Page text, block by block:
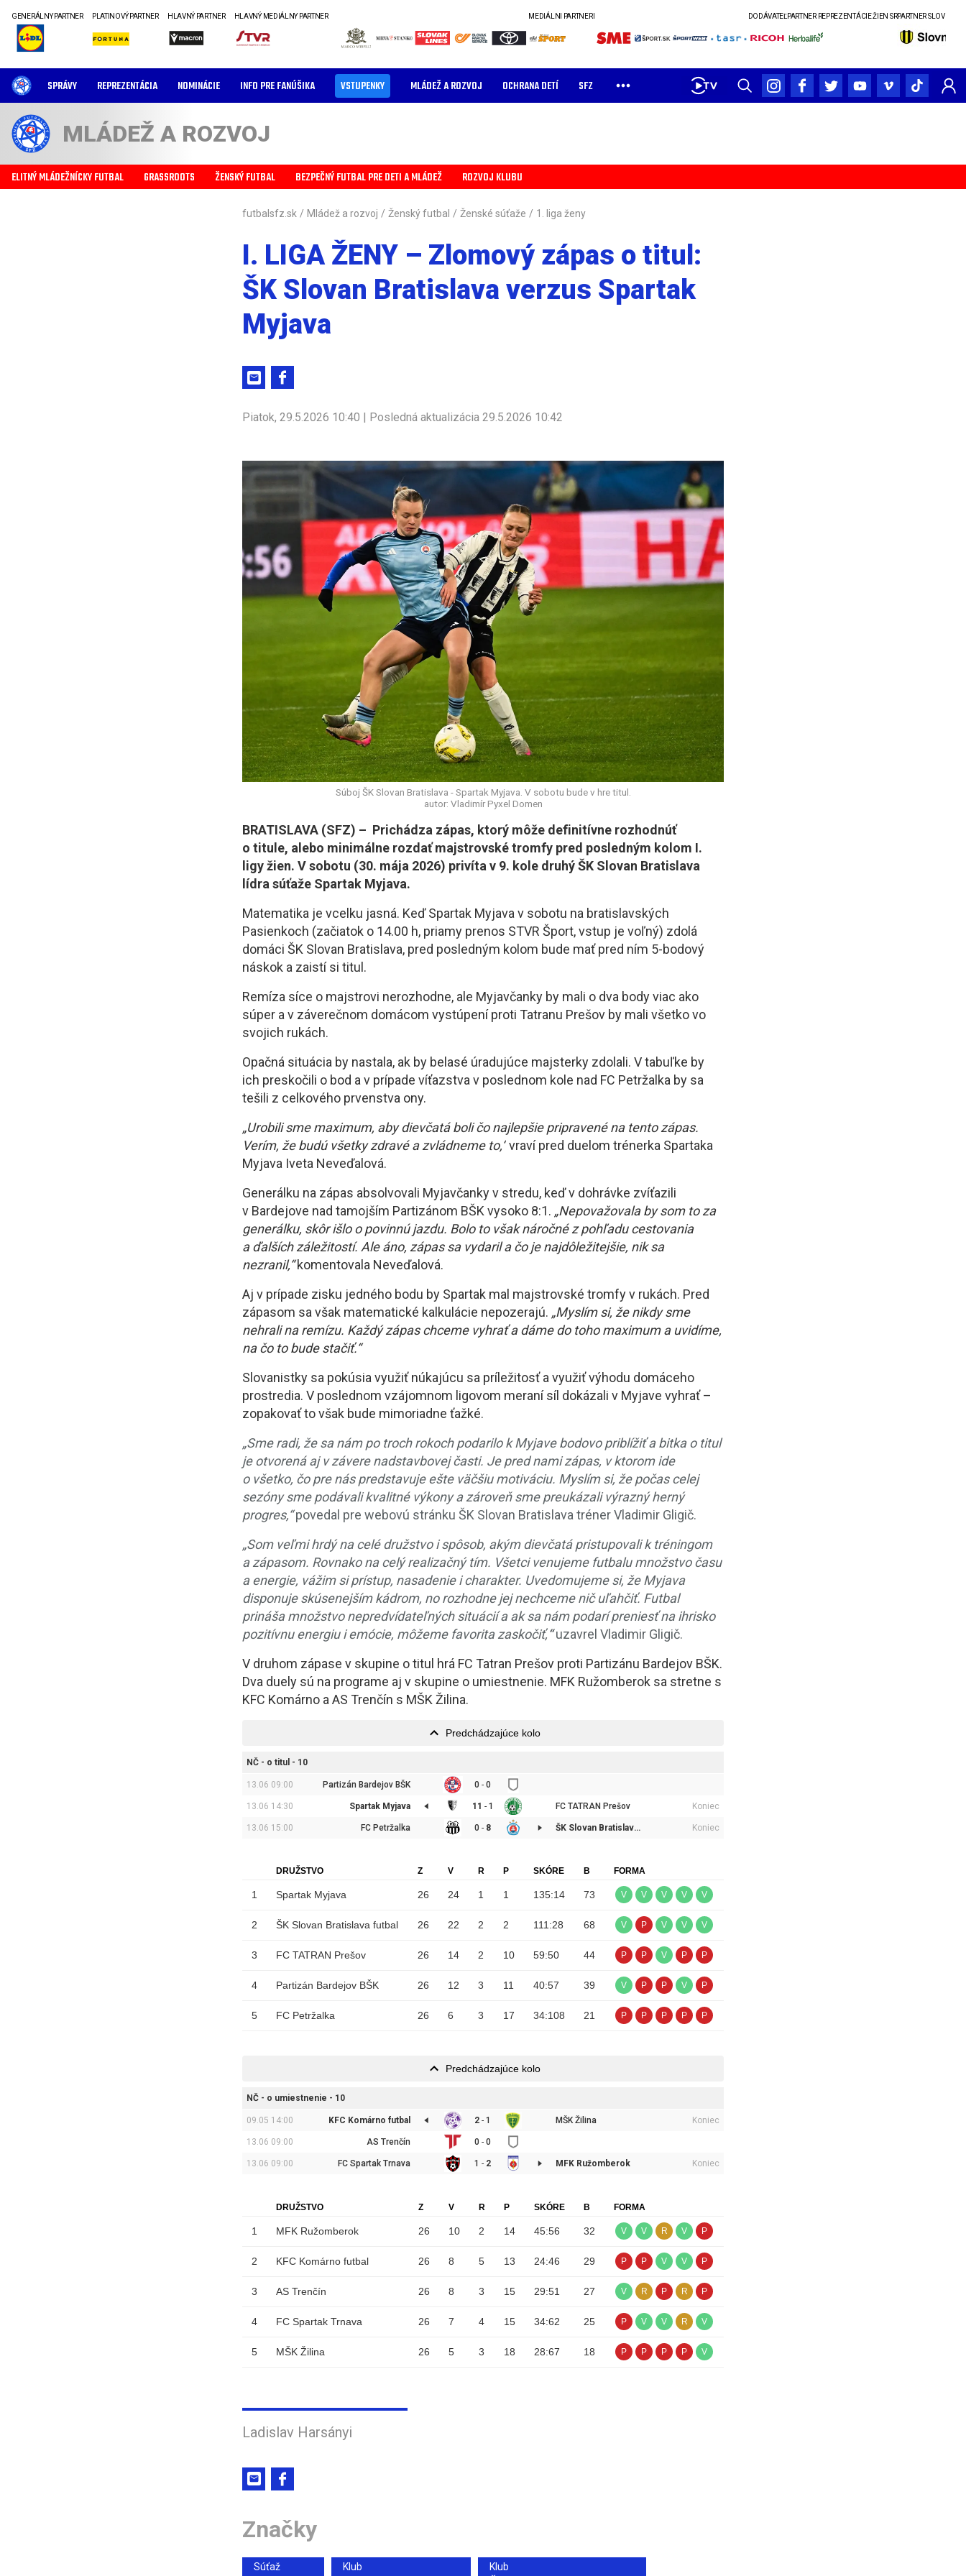
GENERÁLNY PARTNER PLATINOVÝ PARTNER HLAVNÝ PARTNER HLAVNÝ MEDIÁLNY PARTNER MEDIÁLNI PARTNERI DODÁVATEĽPARTNER REPREZENTÁCIE ŽIEN SRPARTNER SLOVENSKÉHO
SPRÁVY REPREZENTÁCIA NOMINÁCIE INFO PRE FANÚŠIKA VSTUPENKY MLÁDEŽ A ROZVOJ OCHRANA DETÍ SFZ
MLÁDEŽ A ROZVOJ
ELITNÝ MLÁDEŽNÍCKY FUTBAL GRASSROOTS ŽENSKÝ FUTBAL BEZPEČNÝ FUTBAL PRE DETI A MLÁDEŽ ROZVOJ KLUBU
futbalsfz.sk / Mládež a rozvoj / Ženský futbal / Ženské súťaže / 1. liga ženy
I. LIGA ŽENY – Zlomový zápas o titul:
ŠK Slovan Bratislava verzus Spartak
Myjava
Piatok, 29.5.2026 10:40 | Posledná aktualizácia 29.5.2026 10:42
Súboj ŠK Slovan Bratislava - Spartak Myjava. V sobotu bude v hre titul.
autor: Vladimír Pyxel Domen
BRATISLAVA (SFZ) – Prichádza zápas, ktorý môže definitívne rozhodnúť
o titule, alebo minimálne rozdať majstrovské tromfy pred posledným kolom I.
ligy žien. V sobotu (30. mája 2026) privíta v 9. kole druhý ŠK Slovan Bratislava
lídra súťaže Spartak Myjava.
Matematika je vcelku jasná. Keď Spartak Myjava v sobotu na bratislavských
Pasienkoch (začiatok o 14.00 h, priamy prenos STVR Šport, vstup je voľný) zdolá
domáci ŠK Slovan Bratislava, pred posledným kolom bude mať pred ním 5-bodový
náskok a zaistí si titul.
Remíza síce o majstrovi nerozhodne, ale Myjavčanky by mali o dva body viac ako
súper a v záverečnom domácom vystúpení proti Tatranu Prešov by mali všetko vo
svojich rukách.
Opačná situácia by nastala, ak by belasé úradujúce majsterky zdolali. V tabuľke by
ich preskočili o bod a v prípade víťazstva v poslednom kole nad FC Petržalka by sa
tešili z celkového prvenstva ony.
„Urobili sme maximum, aby dievčatá boli čo najlepšie pripravené na tento zápas.
Verím, že budú všetky zdravé a zvládneme to,“vraví pred duelom trénerka Spartaka
Myjava Iveta Neveďalová.
Generálku na zápas absolvovali Myjavčanky v stredu, keď v dohrávke zvíťazili
v Bardejove nad tamojším Partizánom BŠK vysoko 8:1. „Nepovažovala by som to za
generálku, skôr išlo o povinnú jazdu. Bolo to však náročné z pohľadu cestovania
a ďalších záležitostí. Ale áno, zápas sa vydaril a čo je najdôležitejšie, nik sa
nezranil,“komentovala Neveďalová.
Aj v prípade zisku jedného bodu by Spartak mal majstrovské tromfy v rukách. Pred
zápasom sa však matematické kalkulácie nepozerajú. „Myslím si, že nikdy sme
nehrali na remízu. Každý zápas chceme vyhrať a dáme do toho maximum a uvidíme,
na čo to bude stačiť.“
Slovanistky sa pokúsia využiť núkajúcu sa príležitosť a využiť výhodu domáceho
prostredia. V poslednom vzájomnom ligovom meraní síl dokázali v Myjave vyhrať –
zopakovať to však bude mimoriadne ťažké.
„Sme radi, že sa nám po troch rokoch podarilo k Myjave bodovo priblížiť a bitka o titul
je otvorená aj v závere nadstavbovej časti. Je pred nami zápas, v ktorom ide
o všetko, čo pre nás predstavuje ešte väčšiu motiváciu. Myslím si, že počas celej
sezóny sme podávali kvalitné výkony a zároveň sme preukázali výrazný herný
progres,“ povedal pre webovú stránku ŠK Slovan Bratislava tréner Vladimir Gligič.
„Som veľmi hrdý na celé družstvo i spôsob, akým dievčatá pristupovali k tréningom
a zápasom. Rovnako na celý realizačný tím. Všetci venujeme futbalu množstvo času
a energie, vážim si prístup, nasadenie i charakter. Uvedomujeme si, že Myjava
disponuje skúsenejším kádrom, no rozhodne jej nechceme nič uľahčiť. Futbal
prináša množstvo nepredvídateľných situácií a ak sa nám podarí preniesť na ihrisko
pozitívnu energiu i emócie, môžeme favorita zaskočiť,“ uzavrel Vladimir Gligič.
V druhom zápase v skupine o titul hrá FC Tatran Prešov proti Partizánu Bardejov BŠK.
Dva duely sú na programe aj v skupine o umiestnenie. MFK Ružomberok sa stretne s
KFC Komárno a AS Trenčín s MŠK Žilina.
Predchádzajúce kolo
NČ - o titul - 10
13.06 09:00 Partizán Bardejov BŠK 0 - 0
13.06 14:30 Spartak Myjava 11 - 1 FC TATRAN Prešov Koniec
13.06 15:00 FC Petržalka 0 - 8 ŠK Slovan Bratislava futbal Koniec
DRUŽSTVO Z V R P SKÓRE B FORMA
1 Spartak Myjava 26 24 1 1 135:14 73 V V V V V
2 ŠK Slovan Bratislava futbal 26 22 2 2 111:28 68 V P V V V
3 FC TATRAN Prešov 26 14 2 10 59:50 44 P P V P P
4 Partizán Bardejov BŠK 26 12 3 11 40:57 39 V P P V P
5 FC Petržalka 26 6 3 17 34:108 21 P P P P P
Predchádzajúce kolo
NČ - o umiestnenie - 10
09.05 14:00 KFC Komárno futbal 2 - 1 MŠK Žilina Koniec
13.06 09:00 AS Trenčín 0 - 0
13.06 09:00 FC Spartak Trnava 1 - 2 MFK Ružomberok Koniec
DRUŽSTVO Z V R P SKÓRE B FORMA
1 MFK Ružomberok 26 10 2 14 45:56 32 V V R V P
2 KFC Komárno futbal 26 8 5 13 24:46 29 P P V V P
3 AS Trenčín 26 8 3 15 29:51 27 V R P R P
4 FC Spartak Trnava 26 7 4 15 34:62 25 P V V R V
5 MŠK Žilina 26 5 3 18 28:67 18 P P P P V
Ladislav Harsányi
Značky
Súťaž Klub Klub